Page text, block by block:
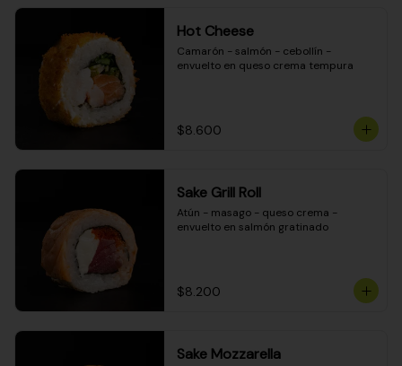
Hot Cheese
Camarón - salmón - cebollín -
envuelto en queso crema tempura
$8.600
Sake Grill Roll
Atún - masago - queso crema -
envuelto en salmón gratinado
$8.200
Sake Mozzarella